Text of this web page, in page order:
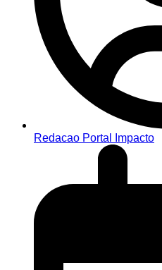
Redacao Portal Impacto